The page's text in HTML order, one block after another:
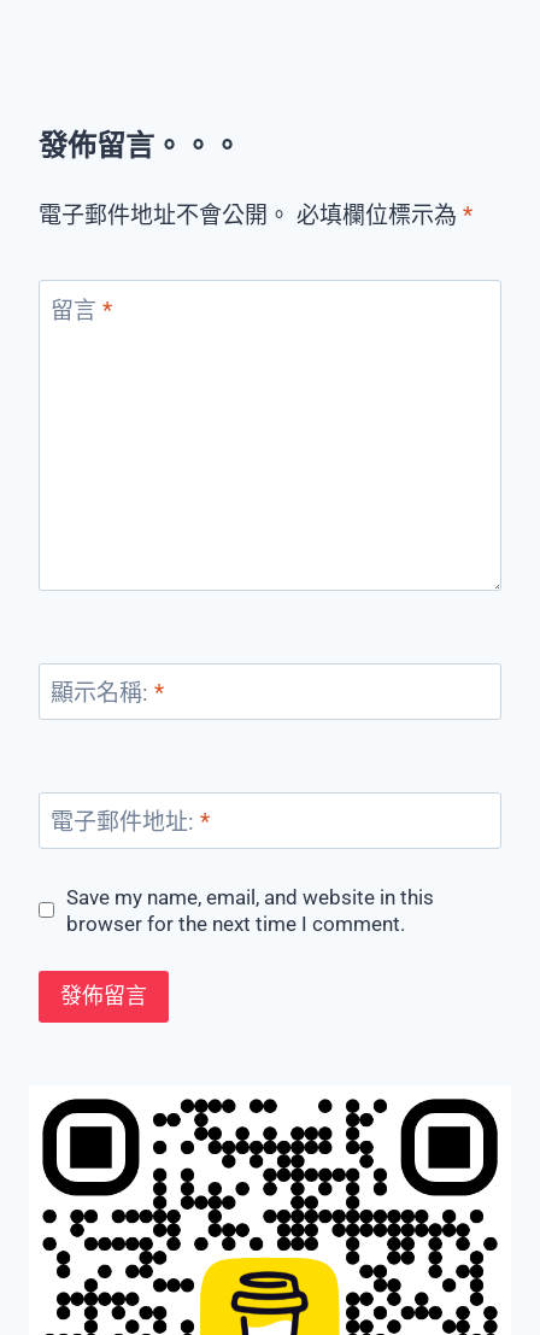
發佈留言。。。
電子郵件地址不會公開。 必填欄位標示為 *
留言 *
顯示名稱: *
電子郵件地址: *
Save my name, email, and website in this
browser for the next time I comment.